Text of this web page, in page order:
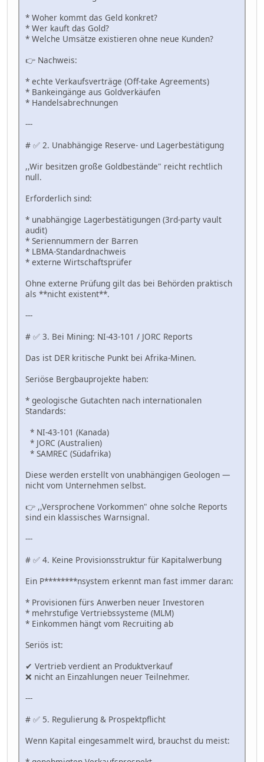
* Woher kommt das Geld konkret?
* Wer kauft das Gold?
* Welche Umsätze existieren ohne neue Kunden?
👉 Nachweis:
* echte Verkaufsverträge (Off-take Agreements)
* Bankeingänge aus Goldverkäufen
* Handelsabrechnungen
---
# ✅ 2. Unabhängige Reserve- und Lagerbestätigung
,,Wir besitzen große Goldbestände" reicht rechtlich
null.
Erforderlich sind:
* unabhängige Lagerbestätigungen (3rd-party vault
audit)
* Seriennummern der Barren
* LBMA-Standardnachweis
* externe Wirtschaftsprüfer
Ohne externe Prüfung gilt das bei Behörden praktisch
als **nicht existent**.
---
# ✅ 3. Bei Mining: NI-43-101 / JORC Reports
Das ist DER kritische Punkt bei Afrika-Minen.
Seriöse Bergbauprojekte haben:
* geologische Gutachten nach internationalen
Standards:
* NI-43-101 (Kanada)
* JORC (Australien)
* SAMREC (Südafrika)
Diese werden erstellt von unabhängigen Geologen —
nicht vom Unternehmen selbst.
👉 ,,Versprochene Vorkommen" ohne solche Reports
sind ein klassisches Warnsignal.
---
# ✅ 4. Keine Provisionsstruktur für Kapitalwerbung
Ein P********nsystem erkennt man fast immer daran:
* Provisionen fürs Anwerben neuer Investoren
* mehrstufige Vertriebssysteme (MLM)
* Einkommen hängt vom Recruiting ab
Seriös ist:
✔ Vertrieb verdient an Produktverkauf
❌ nicht an Einzahlungen neuer Teilnehmer.
---
# ✅ 5. Regulierung & Prospektpflicht
Wenn Kapital eingesammelt wird, brauchst du meist: